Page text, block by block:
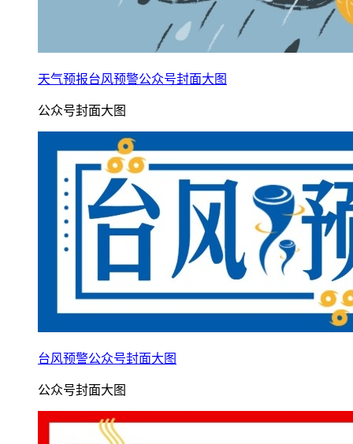
天气预报台风预警公众号封面大图
公众号封面大图
台风预警公众号封面大图
公众号封面大图